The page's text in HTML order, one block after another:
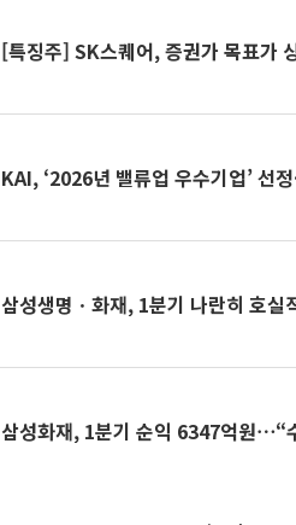
KAI, ‘2026년 밸류업 우수기업’ 선
삼성생명ㆍ화재, 1분기 나란히 호
삼성화재, 1분기 순익 6347억원⋯“